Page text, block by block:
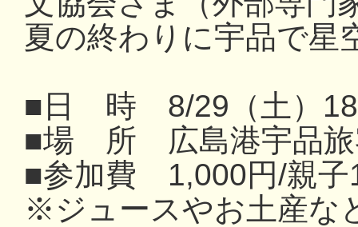
夏の終わりに宇品で星
■日 時 8/29（土）18
■場 所 広島港宇品旅
■参加費 1,000円/親子
※ジュースやお土産な